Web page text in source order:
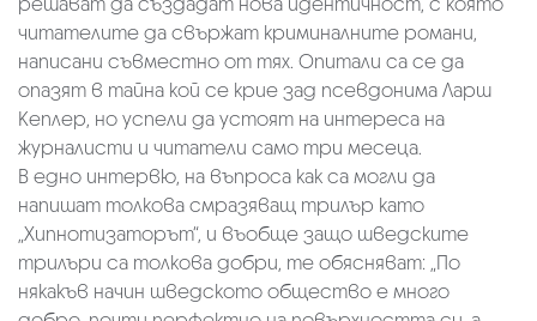
читателите да свържат криминалните романи,
написани съвместно от тях. Опитали са се да
опазят в тайна кой се крие зад псевдонима Ларш
Кеплер, но успели да устоят на интереса на
журналисти и читатели само три месеца.
В едно интервю, на въпроса как са могли да
напишат толкова смразяващ трилър като
„Хипнотизаторът“, и въобще защо шведските
трилъри са толкова добри, те обясняват: „По
някакъв начин шведското общество е много